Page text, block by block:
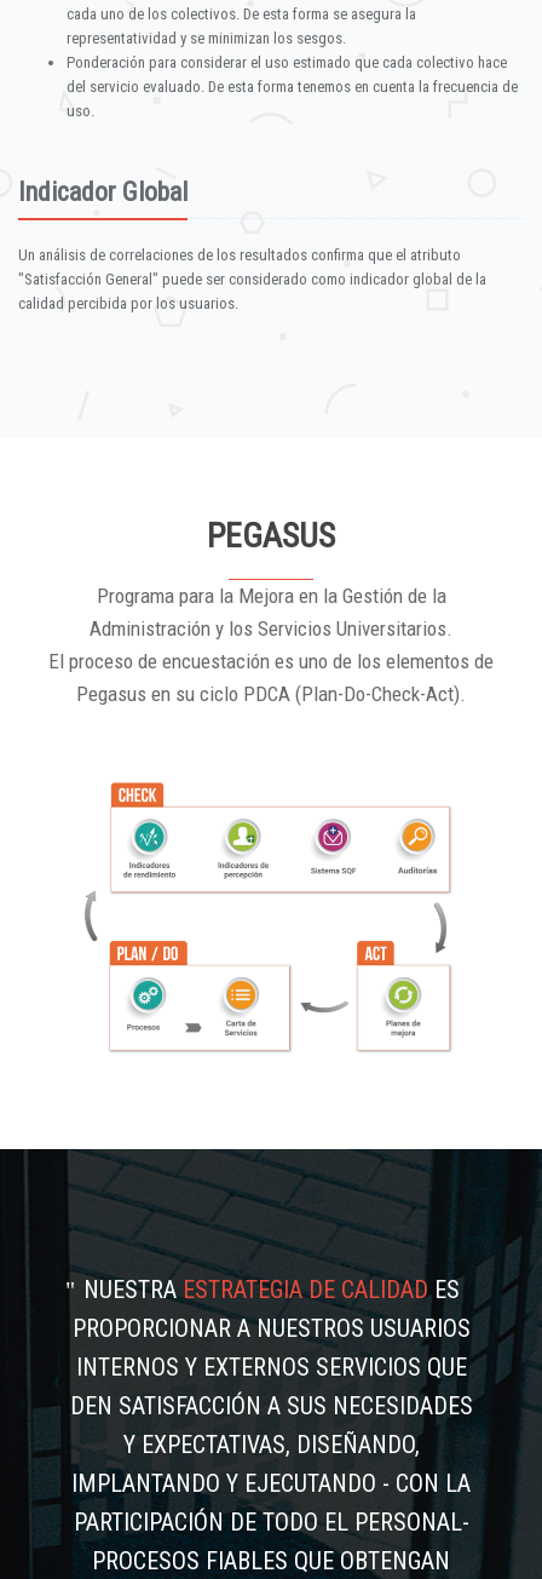
cada uno de los colectivos. De esta forma se asegura la
representatividad y se minimizan los sesgos.
Ponderación para considerar el uso estimado que cada colectivo hace
del servicio evaluado. De esta forma tenemos en cuenta la frecuencia de
uso.
Indicador Global
Un análisis de correlaciones de los resultados confirma que el atributo
"Satisfacción General" puede ser considerado como indicador global de la
calidad percibida por los usuarios.
PEGASUS
Programa para la Mejora en la Gestión de la
Administración y los Servicios Universitarios.
El proceso de encuestación es uno de los elementos de
Pegasus en su ciclo PDCA (Plan-Do-Check-Act).
NUESTRAESTRATEGIA DE CALIDADES
PROPORCIONAR A NUESTROS USUARIOS
INTERNOS Y EXTERNOS SERVICIOS QUE
DEN SATISFACCIÓN A SUS NECESIDADES
Y EXPECTATIVAS, DISEÑANDO,
IMPLANTANDO Y EJECUTANDO - CON LA
PARTICIPACIÓN DE TODO EL PERSONAL-
PROCESOS FIABLES QUE OBTENGAN